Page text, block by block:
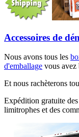
Accessoires de
Nous avons tous les
d'emballage vous avez
Et nous rachèterons
Expédition gratuite
limitrophes et des